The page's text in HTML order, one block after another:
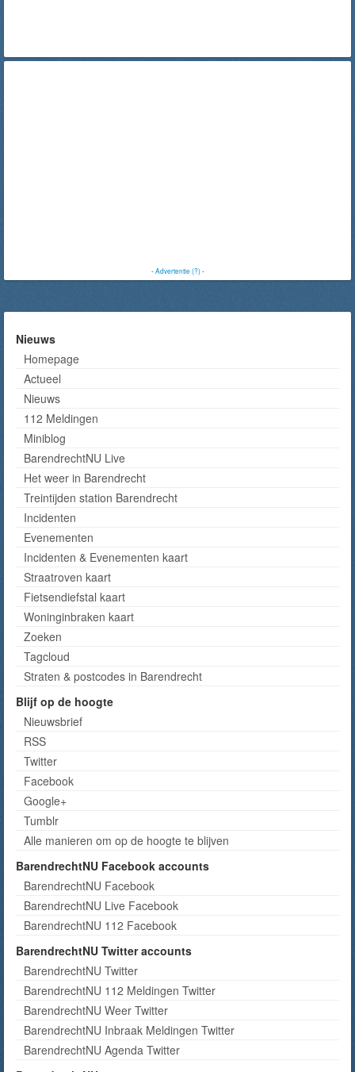
-Advertentie (?)-
Nieuws
Homepage
Actueel
Nieuws
112 Meldingen
Miniblog
BarendrechtNU Live
Het weer in Barendrecht
Treintijden station Barendrecht
Incidenten
Evenementen
Incidenten & Evenementen kaart
Straatroven kaart
Fietsendiefstal kaart
Woninginbraken kaart
Zoeken
Tagcloud
Straten & postcodes in Barendrecht
Blijf op de hoogte
Nieuwsbrief
RSS
Twitter
Facebook
Google+
Tumblr
Alle manieren om op de hoogte te blijven
BarendrechtNU Facebook accounts
BarendrechtNU Facebook
BarendrechtNU Live Facebook
BarendrechtNU 112 Facebook
BarendrechtNU Twitter accounts
BarendrechtNU Twitter
BarendrechtNU 112 Meldingen Twitter
BarendrechtNU Weer Twitter
BarendrechtNU Inbraak Meldingen Twitter
BarendrechtNU Agenda Twitter